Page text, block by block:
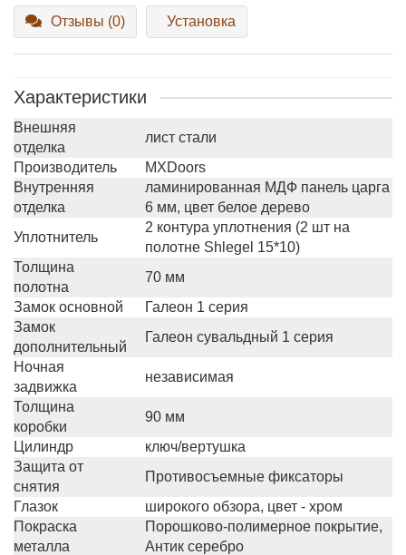
Отзывы (0) Установка
Характеристики
Внешняя
отделка
лист стали
Производитель
MXDoors
Внутренняя
отделка
ламинированная МДФ панель царга
6 мм, цвет белое дерево
Уплотнитель
2 контура уплотнения (2 шт на
полотне Shlegel 15*10)
Толщина
полотна
70 мм
Замок основной
Галеон 1 серия
Замок
дополнительный
Галеон сувальдный 1 серия
Ночная
задвижка
независимая
Толщина
коробки
90 мм
Цилиндр
ключ/вертушка
Защита от
снятия
Противосъемные фиксаторы
Глазок
широкого обзора, цвет - хром
Покраска
металла
Порошково-полимерное покрытие,
Антик серебро